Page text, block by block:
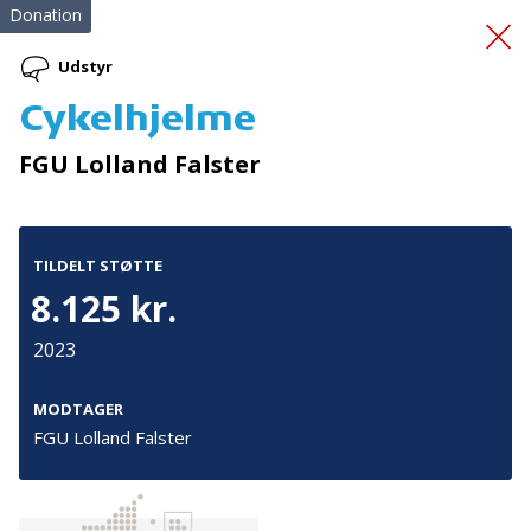
Førstehjælpskursus
Donation
Udstyr
Cykelhjelme
FGU Lolland Falster
TILDELT STØTTE
8.125 kr.
2023
MODTAGER
FGU Lolland Falster
Tilmeld nyhedsbrev
De seneste nyheder om TrygFondens og TryghedsGruppens
aktiviteter direkte i din indbakke.
Tilmeld